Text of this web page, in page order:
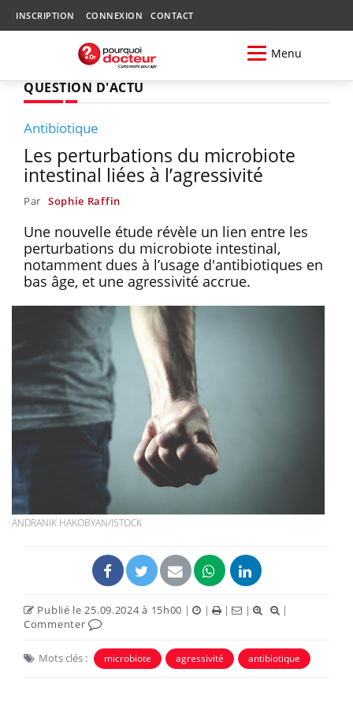
INSCRIPTION CONNEXION CONTACT
Menu
QUESTION D'ACTU
Antibiotique
Les perturbations du microbiote
intestinal liées à l’agressivité
Par Sophie Raffin
Une nouvelle étude révèle un lien entre les
perturbations du microbiote intestinal,
notamment dues à l’usage d'antibiotiques en
bas âge, et une agressivité accrue.
ANDRANIK HAKOBYAN/ISTOCK
Publié le 25.09.2024 à 15h00 | | | |
|
Commenter
Mots clés : microbiote agressivité antibiotique